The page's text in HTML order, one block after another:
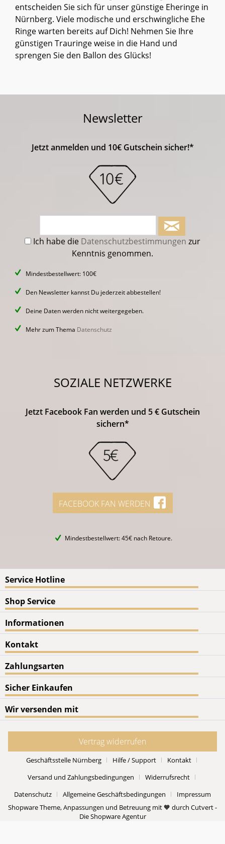
entscheiden Sie sich für unser günstige Eheringe in
Nürnberg. Viele modische und erschwingliche Ehe
Ringe warten bereits auf Dich! Nehmen Sie Ihre
günstigen Trauringe weise in die Hand und
sprengen Sie den Ballon des Glücks!
Newsletter
Jetzt anmelden und 10€ Gutschein sicher!*
Ich habe die Datenschutzbestimmungen zur
Kenntnis genommen.
Mindestbestellwert: 100€
Den Newsletter kannst Du jederzeit abbestellen!
Deine Daten werden nicht weitergegeben.
Mehr zum Thema Datenschutz
SOZIALE NETZWERKE
Jetzt Facebook Fan werden und 5 € Gutschein
sichern*
FACEBOOK FAN WERDEN
Mindestbestellwert: 45€ nach Retoure.
Service Hotline
Shop Service
Informationen
Kontakt
Zahlungsarten
Sicher Einkaufen
Wir versenden mit
Vertrag widerrufen
Geschäftsstelle Nürnberg Hilfe / Support
Kontakt
Versand und Zahlungsbedingungen
Widerrufsrecht
Datenschutz
Allgemeine Geschäftsbedingungen
Impressum
Shopware Theme, Anpassungen und Betreuung mit 🧡 durch Cutvert -
Die Shopware Agentur